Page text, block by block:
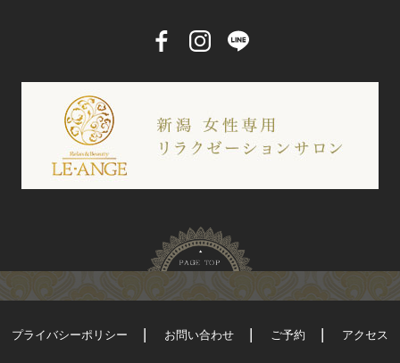
プライバシーポリシー お問い合わせ ご予約 アクセス